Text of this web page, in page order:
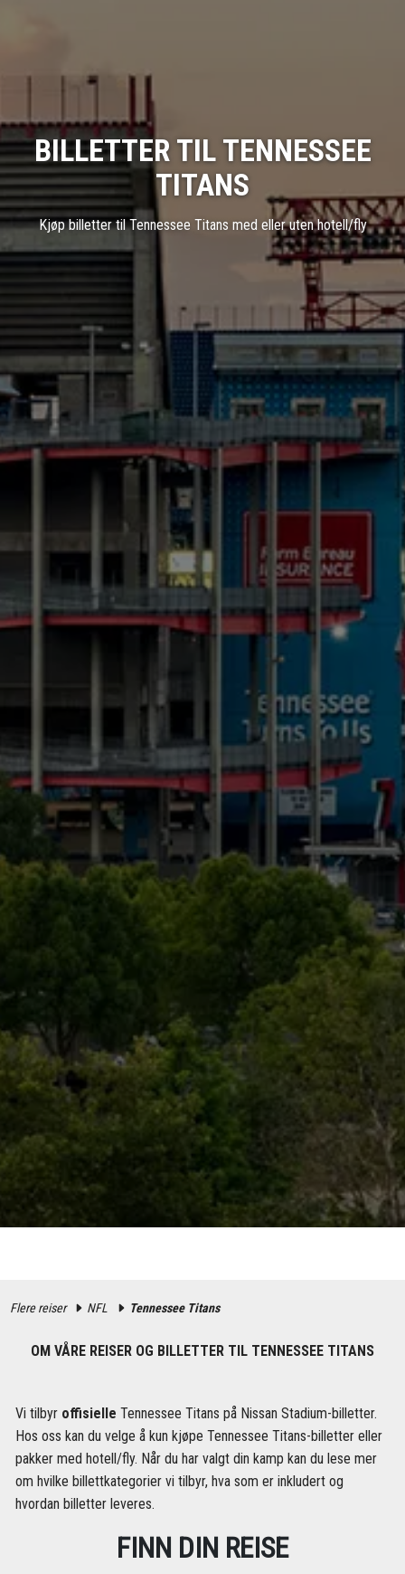
BILLETTER TIL TENNESSEE
TITANS
Kjøp billetter til Tennessee Titans med eller uten hotell/fly
Flere reiser NFL Tennessee Titans
OM VÅRE REISER OG BILLETTER TIL TENNESSEE TITANS
Vi tilbyr offisielle Tennessee Titans på Nissan Stadium-billetter.
Hos oss kan du velge å kun kjøpe Tennessee Titans-billetter eller
pakker med hotell/fly. Når du har valgt din kamp kan du lese mer
om hvilke billettkategorier vi tilbyr, hva som er inkludert og
hvordan billetter leveres.